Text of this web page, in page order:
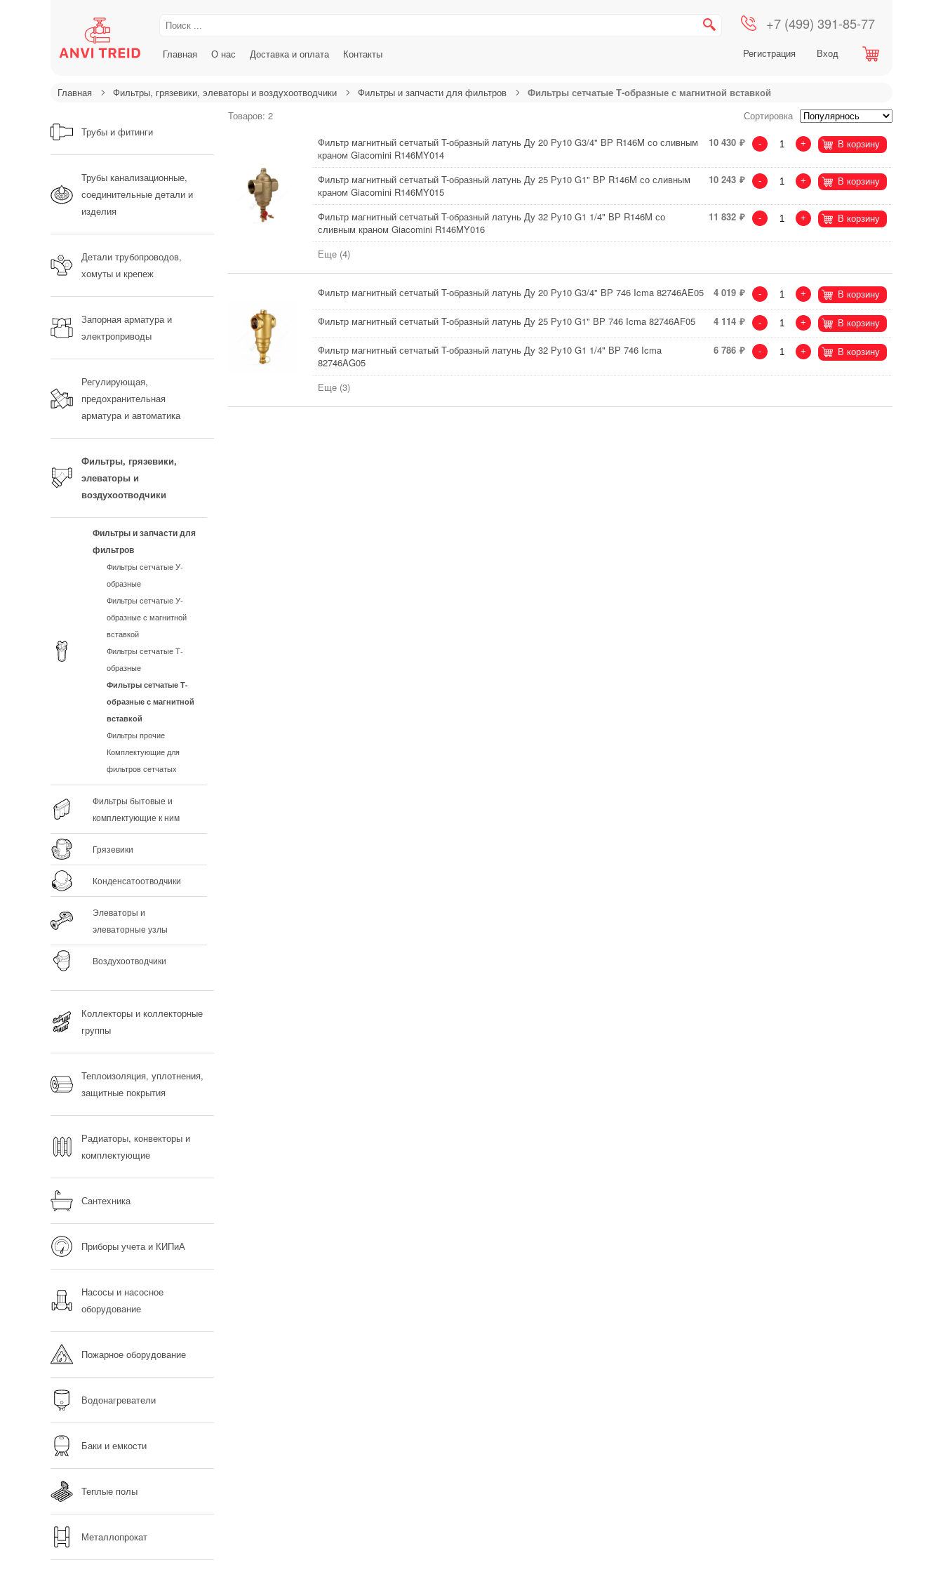
Главная О нас Доставка и оплата Контакты
+7 (499) 391-85-77
Регистрация Вход
Главная Фильтры, грязевики, элеваторы и воздухоотводчики Фильтры и запчасти для фильтров Фильтры сетчатые Т-образные с магнитной вставкой
Трубы и фитинги
Трубы канализационные,
соединительные детали и
изделия
Детали трубопроводов,
хомуты и крепеж
Запорная арматура и
электроприводы
Регулирующая,
предохранительная
арматура и автоматика
Фильтры, грязевики,
элеваторы и
воздухоотводчики
Фильтры и запчасти для
фильтров
Фильтры сетчатые У-
образные
Фильтры сетчатые У-
образные с магнитной
вставкой
Фильтры сетчатые Т-
образные
Фильтры сетчатые Т-
образные с магнитной
вставкой
Фильтры прочие
Комплектующие для
фильтров сетчатых
Фильтры бытовые и
комплектующие к ним
Грязевики
Конденсатоотводчики
Элеваторы и
элеваторные узлы
Воздухоотводчики
Коллекторы и коллекторные
группы
Теплоизоляция, уплотнения,
защитные покрытия
Радиаторы, конвекторы и
комплектующие
Сантехника
Приборы учета и КИПиА
Насосы и насосное
оборудование
Пожарное оборудование
Водонагреватели
Баки и емкости
Теплые полы
Металлопрокат
Товаров: 2
Сортировка
Фильтр магнитный сетчатый T-образный латунь Ду 20 Ру10 G3/4" ВР R146M со сливным
краном Giacomini R146MY014
10 430 - + В корзину
Фильтр магнитный сетчатый T-образный латунь Ду 25 Ру10 G1" ВР R146M со сливным
краном Giacomini R146MY015
10 243 - + В корзину
Фильтр магнитный сетчатый T-образный латунь Ду 32 Ру10 G1 1/4" ВР R146M со
сливным краном Giacomini R146MY016
11 832 - + В корзину
Еще (4)
Фильтр магнитный сетчатый T-образный латунь Ду 20 Ру10 G3/4" ВР 746 Icma 82746AE05 4 019 - + В корзину
Фильтр магнитный сетчатый T-образный латунь Ду 25 Ру10 G1" ВР 746 Icma 82746AF05 4 114 - + В корзину
Фильтр магнитный сетчатый T-образный латунь Ду 32 Ру10 G1 1/4" ВР 746 Icma
82746AG05
6 786 - + В корзину
Еще (3)